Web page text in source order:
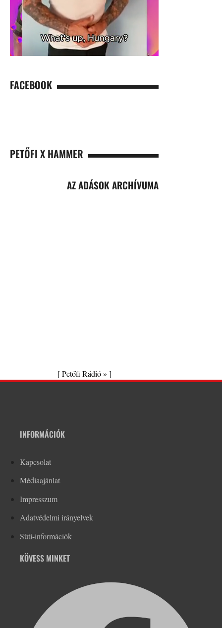
FACEBOOK
PETŐFI X HAMMER
AZ ADÁSOK ARCHÍVUMA
[Petőfi Rádió » ]
INFORMÁCIÓK
Kapcsolat
Médiaajánlat
Impresszum
Adatvédelmi irányelvek
Süti-információk
KÖVESS MINKET